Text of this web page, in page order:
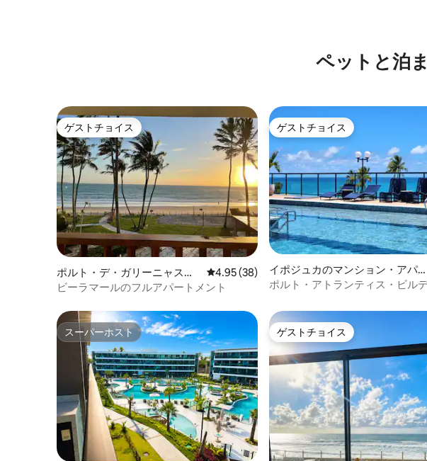
ペットと泊
ゲストチョイス
ゲストチョイス
ポルト・デ・ガリーニャスの
マンション・アパート
レビュー38件、5つ星中4.95つ星の平均評価
4.95 (38)
ビーラマールのフルアパートメント
ゲストチョイス
ゲストチョイス
イポジュカのマンション・アパー
ト
ポルト・アトランティス・ビル
スーパーホスト
スーパーホスト ゲストチョイス
ゲストチョイス